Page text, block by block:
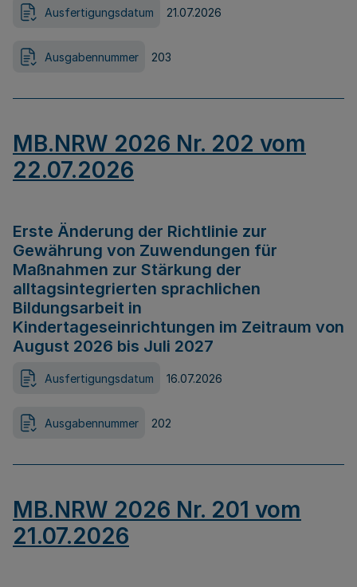
Ausfertigungsdatum 21.07.2026
Ausgabennummer 203
MB.NRW 2026 Nr. 202 vom
22.07.2026
Erste Änderung der Richtlinie zur
Gewährung von Zuwendungen für
Maßnahmen zur Stärkung der
alltagsintegrierten sprachlichen
Bildungsarbeit in
Kindertageseinrichtungen im Zeitraum von
August 2026 bis Juli 2027
Ausfertigungsdatum 16.07.2026
Ausgabennummer 202
MB.NRW 2026 Nr. 201 vom
21.07.2026